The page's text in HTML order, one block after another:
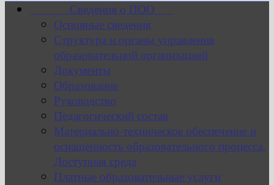
Сведения о ПОО
Основные сведения
Структура и органы управления
образовательной организацией
Документы
Образование
Руководство
Педагогический состав
Материально-техническое обеспечение и
оснащенность образовательного процесса.
Доступная среда
Платные образовательные услуги